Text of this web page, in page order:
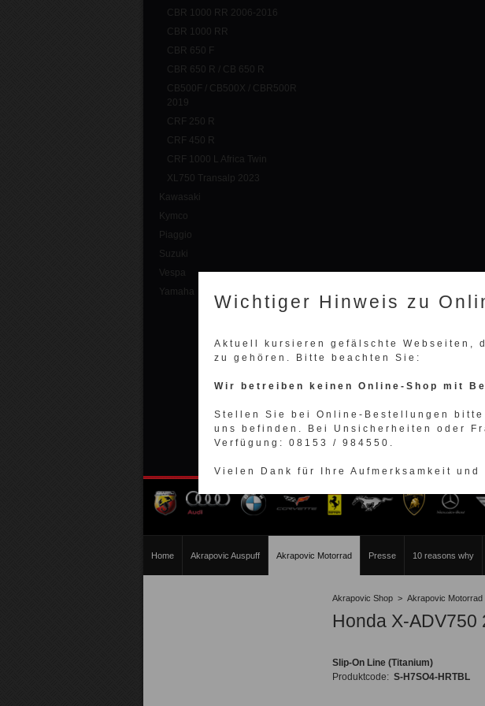
Home Akrapovic Auspuff Akrapovic Motorrad Presse 10 reasons why
CBR 1000 RR 2006-2016
CBR 1000 RR
CBR 650 F
CBR 650 R / CB 650 R
CB500F / CB500X / CBR500R
2019
CRF 250 R
CRF 450 R
CRF 1000 L Africa Twin
XL750 Transalp 2023
Kawasaki
Kymco
Piaggio
Suzuki
Vespa
Yamaha
Akrapovic Shop > Akrapovic Motorrad
Honda X-ADV750
Slip-On Line (Titanium)
Produktcode: S-H7SO4-HRTBL
Wichtiger Hinweis zu
Aktuell kursieren gefälschte Webseiten,
zu gehören. Bitte beachten Sie:
Wir betreiben keinen Online-Shop mit
Stellen Sie bei Online-Bestellungen
uns befinden. Bei Unsicherheiten oder
Verfügung: 08153 / 984550.
Vielen Dank für Ihre Aufmerksamkeit und